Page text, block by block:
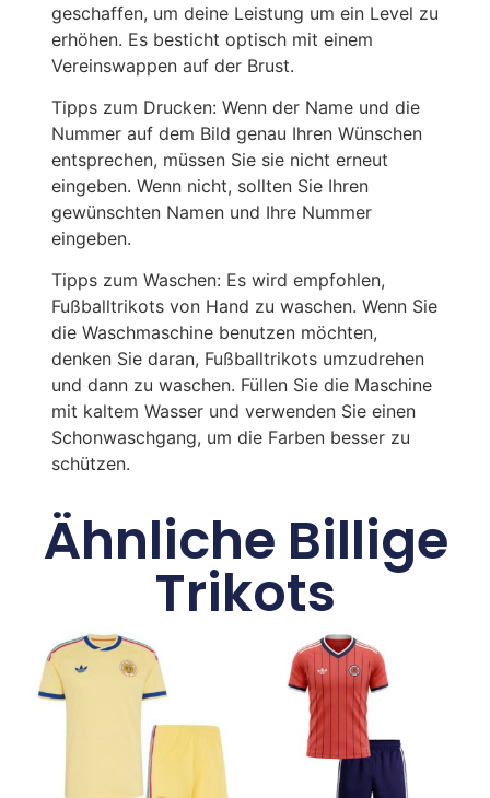
geschaffen, um deine Leistung um ein Level zu
erhöhen. Es besticht optisch mit einem
Vereinswappen auf der Brust.
Tipps zum Drucken: Wenn der Name und die
Nummer auf dem Bild genau Ihren Wünschen
entsprechen, müssen Sie sie nicht erneut
eingeben. Wenn nicht, sollten Sie Ihren
gewünschten Namen und Ihre Nummer
eingeben.
Tipps zum Waschen: Es wird empfohlen,
Fußballtrikots von Hand zu waschen. Wenn Sie
die Waschmaschine benutzen möchten,
denken Sie daran, Fußballtrikots umzudrehen
und dann zu waschen. Füllen Sie die Maschine
mit kaltem Wasser und verwenden Sie einen
Schonwaschgang, um die Farben besser zu
schützen.
Ähnliche Billige
Trikots